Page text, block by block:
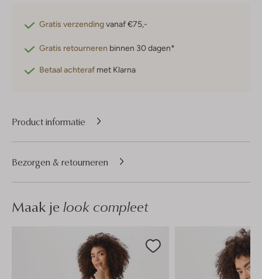
Gratis verzendingvanaf €75,-
Gratis retourneren binnen 30 dagen*
Betaal achteraf met Klarna
Product informatie
Bezorgen & retourneren
Maak je look compleet